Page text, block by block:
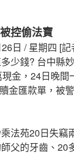
控偷法寶
日 / 星期四 [
少錢? 台中縣
金，24日晚
金匯款單，被
法苑20日失竊
父的牙齒、20